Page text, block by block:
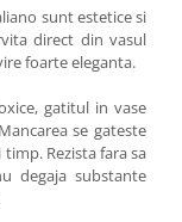
sunt estetice si
direct din vasul
foarte eleganta.
gatitul in vase
se gateste
Rezista fara sa
degaja substante